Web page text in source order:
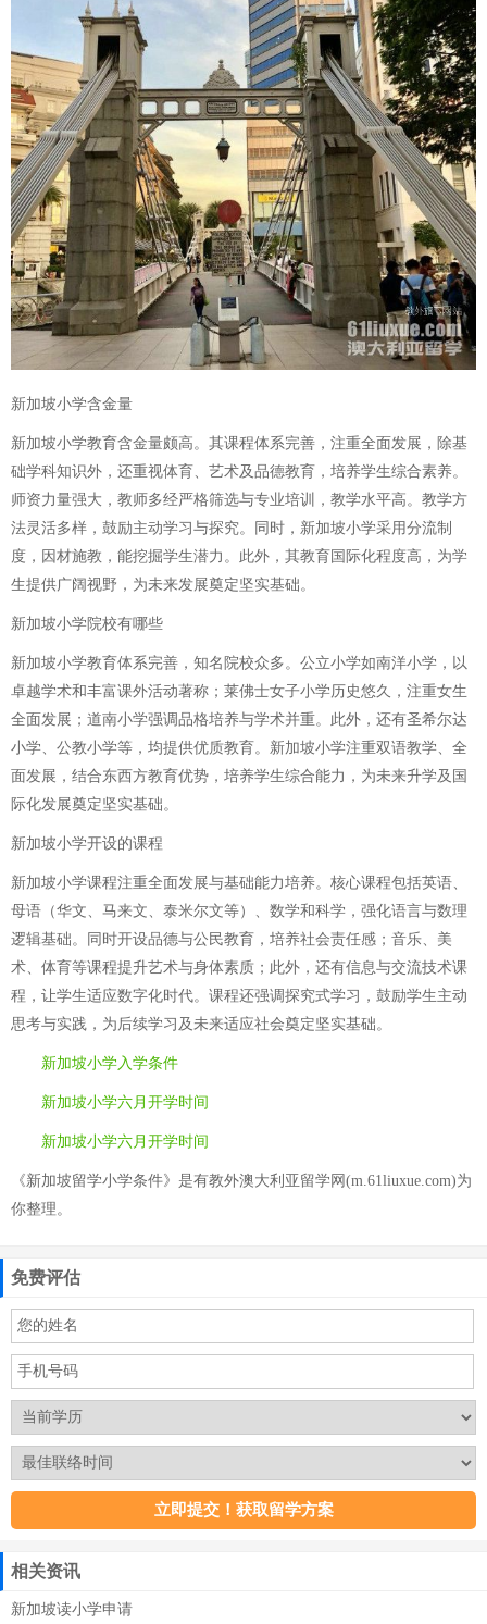
新加坡小学含金量
新加坡小学教育含金量颇高。其课程体系完善，注重全面发展，除基
础学科知识外，还重视体育、艺术及品德教育，培养学生综合素养。
师资力量强大，教师多经严格筛选与专业培训，教学水平高。教学方
法灵活多样，鼓励主动学习与探究。同时，新加坡小学采用分流制
度，因材施教，能挖掘学生潜力。此外，其教育国际化程度高，为学
生提供广阔视野，为未来发展奠定坚实基础。
新加坡小学院校有哪些
新加坡小学教育体系完善，知名院校众多。公立小学如南洋小学，以
卓越学术和丰富课外活动著称；莱佛士女子小学历史悠久，注重女生
全面发展；道南小学强调品格培养与学术并重。此外，还有圣希尔达
小学、公教小学等，均提供优质教育。新加坡小学注重双语教学、全
面发展，结合东西方教育优势，培养学生综合能力，为未来升学及国
际化发展奠定坚实基础。
新加坡小学开设的课程
新加坡小学课程注重全面发展与基础能力培养。核心课程包括英语、
母语（华文、马来文、泰米尔文等）、数学和科学，强化语言与数理
逻辑基础。同时开设品德与公民教育，培养社会责任感；音乐、美
术、体育等课程提升艺术与身体素质；此外，还有信息与交流技术课
程，让学生适应数字化时代。课程还强调探究式学习，鼓励学生主动
思考与实践，为后续学习及未来适应社会奠定坚实基础。
新加坡小学入学条件
新加坡小学六月开学时间
新加坡小学六月开学时间
《新加坡留学小学条件》是有教外澳大利亚留学网(m.61liuxue.com)为
你整理。
免费评估
相关资讯
新加坡读小学申请